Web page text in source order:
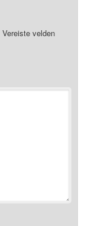
Vereiste velden